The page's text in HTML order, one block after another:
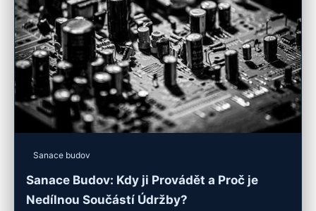
Sanace budov
Sanace Budov: Kdy ji Provádět a Proč je
Nedílnou Součástí Údržby?